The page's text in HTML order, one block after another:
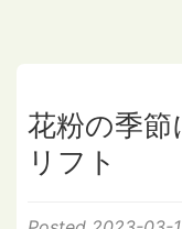
花粉の季
リフト